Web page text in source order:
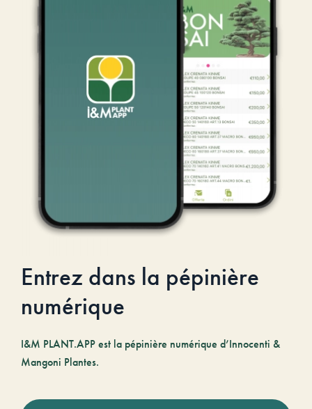
Entrez dans la pépinière
numérique
I&M PLANT.APP est la pépinière numérique d’Innocenti &
Mangoni Plantes.